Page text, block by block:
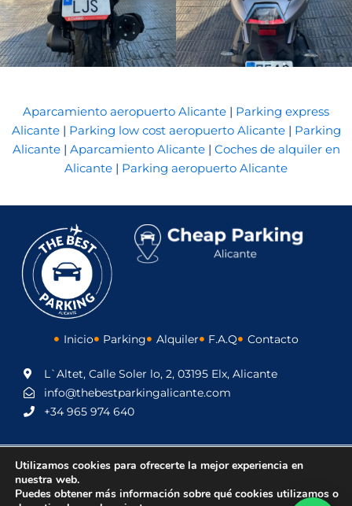
Aparcamiento aeropuerto Alicante | Parking express
Alicante| Parking low cost aeropuerto Alicante| Parking
Alicante| Aparcamiento Alicante| Coches de alquiler en
Alicante | Parking aeropuerto Alicante
Inicio Parking Alquiler F.A.Q Contacto
L`Altet, Calle Soler lo, 2, 03195 Elx, Alicante
info@thebestparkingalicante.com
+34 965 974 640
© 2025 The Best Parking Alicante –Aviso Legaly
Términos y condiciones
Utilizamos cookies para ofrecerte la mejor experiencia en
nuestra web.
Puedes obtener más información sobre qué cookies utilizamos o